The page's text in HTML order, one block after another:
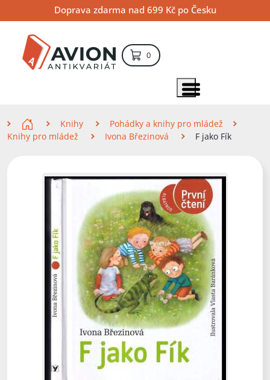
na
obsah
na
navigaci
na
vyhledávání
Doprava zdarma nad 699 Kč po Česku
0položek – košík
Zobrazit položky menu
Knihy
Pohádky a knihy pro mládež
Knihy pro mládež
Ivona Březinová F jako Fík